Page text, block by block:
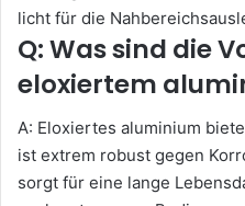
licht für die
Q: Was sind die
eloxiertem
A: Eloxiertes aluminium
ist extrem robust gegen
sorgt für eine lange